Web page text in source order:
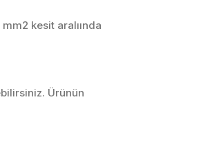
kesit aralıında
Ürünün